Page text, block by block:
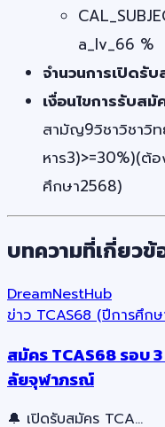
a_lv_66 %
จำนวนการเปิดรั
เงื่อนไขการรับสมั
สามัญ9วิชาวิชาวิท
หาร3)>=30%)(ต้
ศึกษา2568)
บทความที่เกี่ยวข้
DreamNestHub
ข่าว TCAS68 (ปีการศึก
สมัคร TCAS68 รอบ
ลัยจุฬาภรณ์
🔔 เปิดรับสมัคร TCA…